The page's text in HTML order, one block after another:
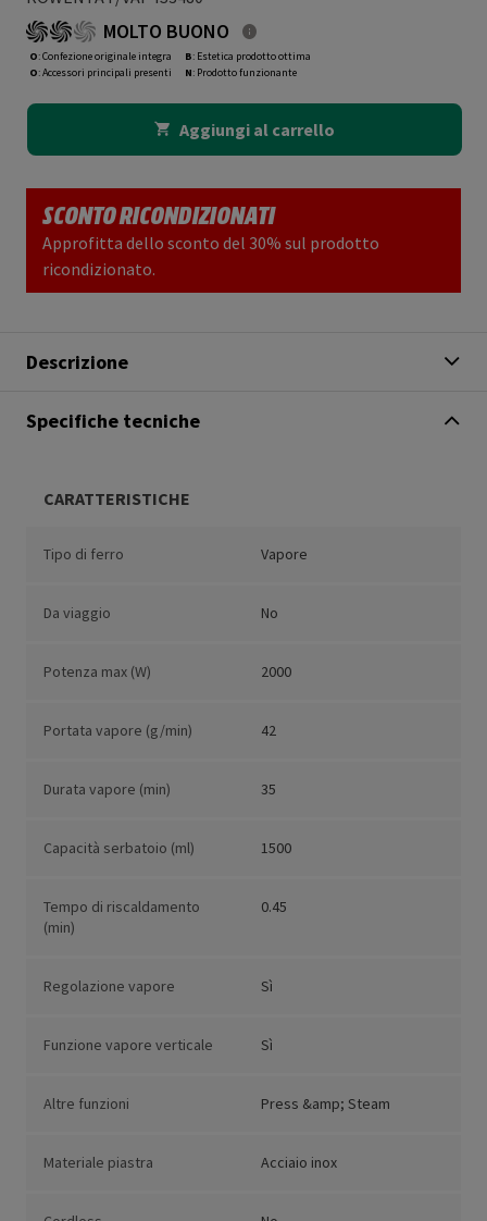
MOLTO BUONO
O: Confezione originale integra
O: Accessori principali presenti
B: Estetica prodotto ottima
N: Prodotto funzionante
Aggiungi al carrello
SCONTO RICONDIZIONATI
Approfitta dello sconto del 30% sul prodotto
ricondizionato.
Descrizione
Specifiche tecniche
CARATTERISTICHE
Tipo di ferro Vapore
Da viaggio No
Potenza max (W) 2000
Portata vapore (g/min) 42
Durata vapore (min) 35
Capacità serbatoio (ml) 1500
Tempo di riscaldamento
(min)
0.45
Regolazione vapore Sì
Funzione vapore verticale Sì
Altre funzioni Press &amp; Steam
Materiale piastra Acciaio inox